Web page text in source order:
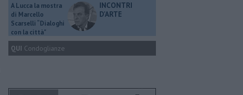
A Lucca la mostra
di Marcello
Scarselli “Dialoghi
con la città"
INCONTRI
D'ARTE
QUI Condoglianze